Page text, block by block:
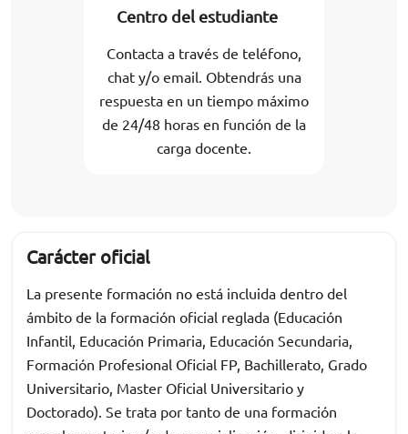
Centro del estudiante
Contacta a través de teléfono,
chat y/o email. Obtendrás una
respuesta en un tiempo máximo
de 24/48 horas en función de la
carga docente.
Carácter oficial
La presente formación no está incluida dentro del
ámbito de la formación oficial reglada (Educación
Infantil, Educación Primaria, Educación Secundaria,
Formación Profesional Oficial FP, Bachillerato, Grado
Universitario, Master Oficial Universitario y
Doctorado). Se trata por tanto de una formación